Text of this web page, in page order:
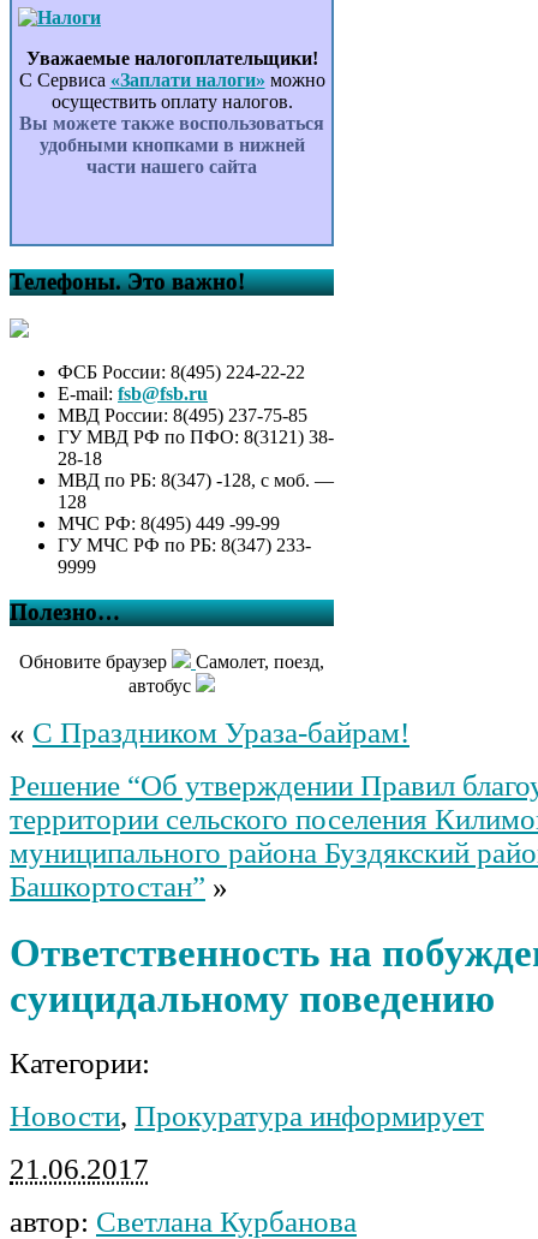
Уважаемые налогоплательщики!
С Сервиса «Заплати налоги» можно
осуществить оплату налогов.
Вы можете также воспользоваться
удобными кнопками в нижней
части нашего сайта
Телефоны. Это важно!
ФСБ России: 8(495) 224-22-22
E-mail: fsb@fsb.ru
МВД России: 8(495) 237-75-85
ГУ МВД РФ по ПФО: 8(3121) 38-
28-18
МВД по РБ: 8(347) -128, с моб. —
128
МЧС РФ: 8(495) 449 -99-99
ГУ МЧС РФ по РБ: 8(347) 233-
9999
Полезно…
Обновите браузер
Самолет, поезд,
автобус
« С Праздником Ураза-байрам!
Решение “Об утверждении Правил
территории сельского поселения
муниципального района Буздякский
Башкортостан” »
Ответственность на
суицидальному поведению
Категории:
Новости, Прокуратура информирует
21.06.2017
автор: Светлана Курбанова